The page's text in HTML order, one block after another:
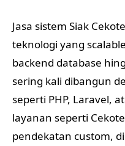
Jasa sistem Siak
teknologi yang
backend database
sering kali dibangun
seperti PHP, Laravel,
layanan seperti
pendekatan custom,